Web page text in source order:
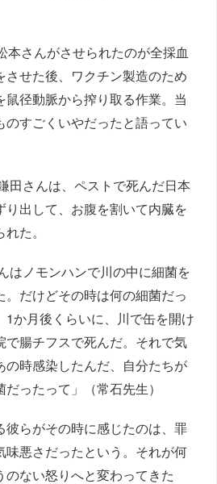
本さんがさせられたのが全採血
させた後、ワクチン製造のため
鼠径動脈から搾り取る作業。当
のすごくいやだったと語ってい
田さんは、ペストで死んだ日本
り出して、お腹を割いて内臓を
た。
はノモンハンで川の中に細菌を
だけどその時は何の細菌だっ
1か月後くらいに、川で缶を開け
で腸チフスで死んだ。それで気
の時感染したんだ、自分たちが
ったって」（常石先生）
彼らがその時に感じたのは、罪
味悪さだったという。それが何
ない怒りへと変わってきた